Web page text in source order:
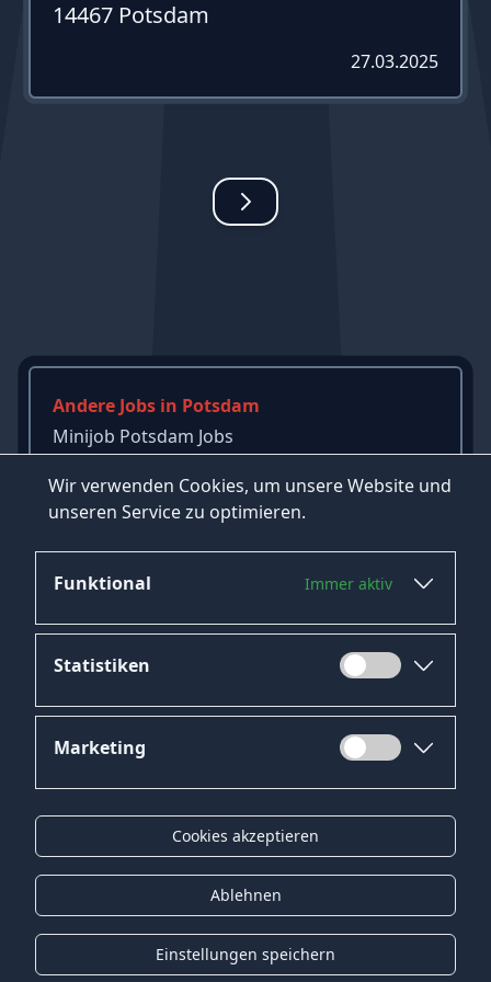
Wir verwenden Cookies, um unsere Website und
unseren Service zu optimieren.
Funktional Immer aktiv
Statistiken
Marketing
Cookies akzeptieren
Ablehnen
Einstellungen speichern
14467 Potsdam
27.03.2025
Andere Jobs in Potsdam
Minijob Potsdam Jobs
Einzelhandel Potsdam Jobs
Mehr Jobs in Potsdam ansehen
Datenschutz
Impressum
Kontakt
Gender-Hinweis
© 2026 Onyx Consulting GmbH